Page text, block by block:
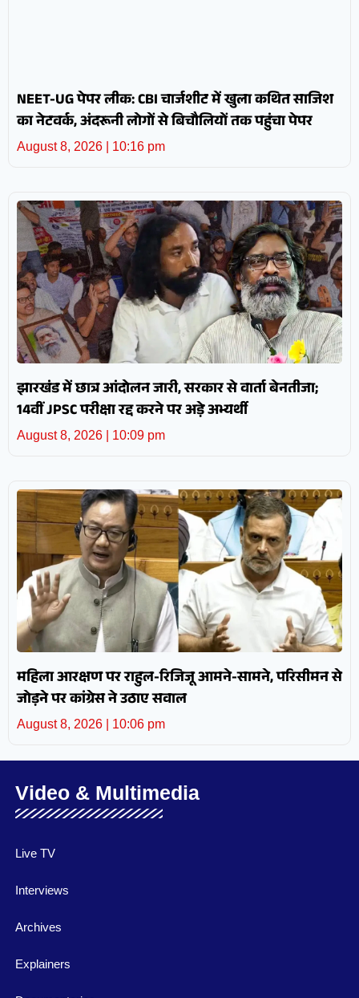
NEET-UG पेपर लीक: CBI चार्जशीट में खुला कथित साजिश
का नेटवर्क, अंदरूनी लोगों से बिचौलियों तक पहुंचा पेपर
August 8, 2026 10:16 pm
झारखंड में छात्र आंदोलन जारी, सरकार से वार्ता बेनतीजा;
14वीं JPSC परीक्षा रद्द करने पर अड़े अभ्यर्थी
August 8, 2026 10:09 pm
महिला आरक्षण पर राहुल-रिजिजू आमने-सामने, परिसीमन से
जोड़ने पर कांग्रेस ने उठाए सवाल
August 8, 2026 10:06 pm
Video & Multimedia
Live TV
Interviews
Archives
Explainers